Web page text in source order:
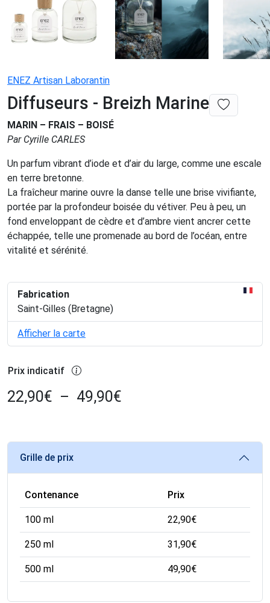
ENEZ Artisan Laborantin
Diffuseurs - Breizh Marine
MARIN – FRAIS – BOISÉ
Par Cyrille CARLES
Un parfum vibrant d’iode et d’air du large, comme une escale
en terre bretonne.
La fraîcheur marine ouvre la danse telle une brise vivifiante,
portée par la profondeur boisée du vétiver. Peu à peu, un
fond enveloppant de cèdre et d’ambre vient ancrer cette
échappée, telle une promenade au bord de l’océan, entre
vitalité et sérénité.
Fabrication
Saint-Gilles (Bretagne)
Afficher la carte
Prix indicatif
22,90€ – 49,90€
Grille de prix
Contenance Prix
100 ml 22,90€
250 ml 31,90€
500 ml 49,90€